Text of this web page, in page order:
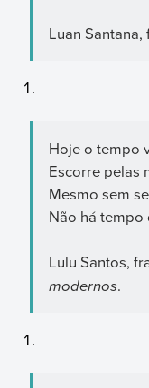
Luan
Hoje o tempo
Escorre pelas
Mesmo sem
Não há tempo
Lulu Santos,
modernos.